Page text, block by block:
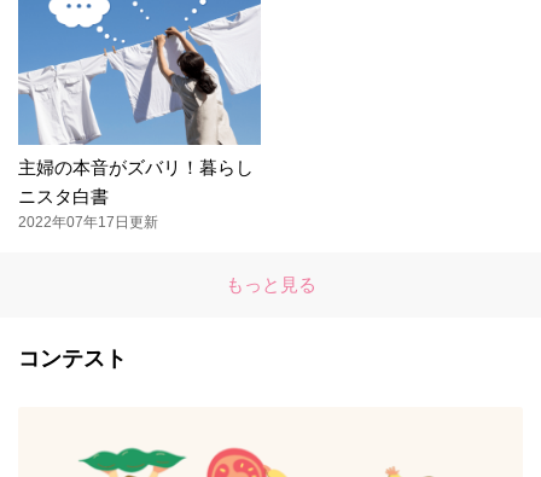
主婦の本音がズバリ！暮らし
ニスタ白書
2022年07年17日更新
もっと見る
コンテスト